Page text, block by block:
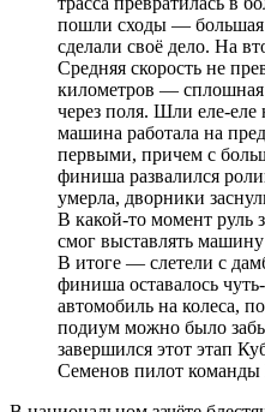
пошли сходы — большая
сделали своё дело. На
Средняя скорость не
километров — сплошная
через поля. Шли еле-еле
машина работала на
первыми, причем с
финиша развалился
умерла, дворники
В какой-то момент руль
смог выставлять
В итоге — слетели с
финиша оставалось
автомобиль на колеса,
подиум можно было
завершился этот этап
Семенов пилот